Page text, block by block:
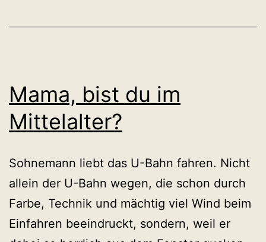
Mama, bist du im
Mittelalter?
Sohnemann liebt das U-Bahn fahren. Nicht
allein der U-Bahn wegen, die schon durch
Farbe, Technik und mächtig viel Wind beim
Einfahren beeindruckt, sondern, weil er